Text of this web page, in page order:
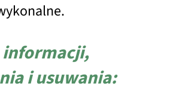
informacji,
i usuwania: